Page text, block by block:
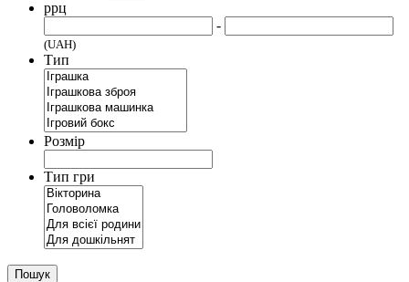
ррц
-
(UAH)
Тип
Розмір
Тип гри
Пошук